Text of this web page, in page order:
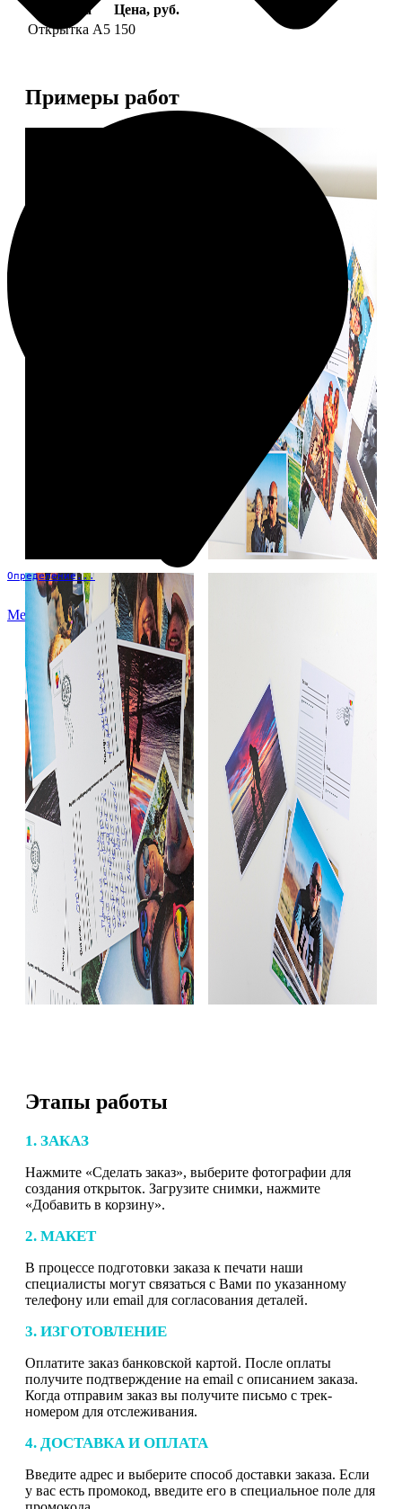
Определение...
Меню
Услуга
Цена, руб.
Открытка А5 150
Примеры работ
Этапы работы
1. ЗАКАЗ
Нажмите «Сделать заказ», выберите фотографии для
создания открыток. Загрузите снимки, нажмите
«Добавить в корзину».
2. МАКЕТ
В процессе подготовки заказа к печати наши
специалисты могут связаться с Вами по указанному
телефону или email для согласования деталей.
3. ИЗГОТОВЛЕНИЕ
Оплатите заказ банковской картой. После оплаты
получите подтверждение на email с описанием заказа.
Когда отправим заказ вы получите письмо с трек-
номером для отслеживания.
4. ДОСТАВКА И ОПЛАТА
Введите адрес и выберите способ доставки заказа. Если
у вас есть промокод, введите его в специальное поле для